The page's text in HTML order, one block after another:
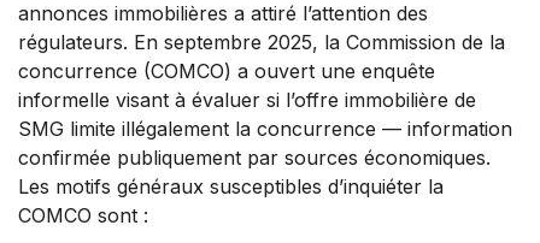
annonces immobilières a attiré l’attention des
régulateurs. En septembre 2025, la Commission de la
concurrence (COMCO) a ouvert une enquête
informelle visant à évaluer si l’offre immobilière de
SMG limite illégalement la concurrence — information
confirmée publiquement par sources économiques.
Les motifs généraux susceptibles d’inquiéter la
COMCO sont :